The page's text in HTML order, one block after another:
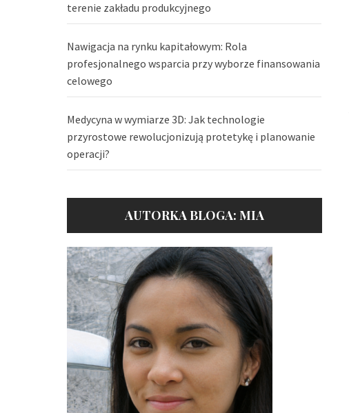
terenie zakładu produkcyjnego
Nawigacja na rynku kapitałowym: Rola
profesjonalnego wsparcia przy wyborze finansowania
celowego
Medycyna w wymiarze 3D: Jak technologie
przyrostowe rewolucjonizują protetykę i planowanie
operacji?
AUTORKA BLOGA: MIA